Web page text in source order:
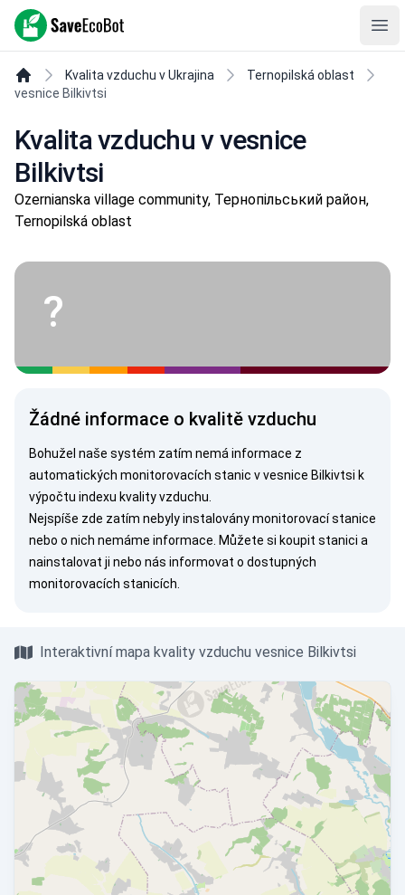
SaveEcoBot
Kvalita vzduchu v Ukrajina
Ternopilská oblast
vesnice Bilkivtsi
Kvalita vzduchu v vesnice
Bilkivtsi
Ozernianska village community, Тернопільський район,
Ternopilská oblast
?
Žádné informace o kvalitě vzduchu
Bohužel naše systém zatím nemá informace z
automatických monitorovacích stanic v vesnice Bilkivtsi k
výpočtu indexu kvality vzduchu.
Nejspíše zde zatím nebyly instalovány monitorovací stanice
nebo o nich nemáme informace. Můžete si koupit stanici a
nainstalovat ji nebo nás informovat o dostupných
monitorovacích stanicích.
Interaktivní mapa kvality vzduchu vesnice Bilkivtsi